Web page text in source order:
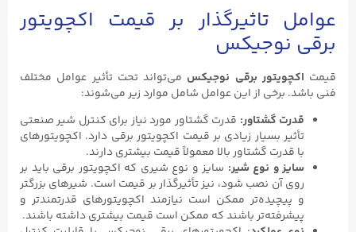
عوامل تاثیرگذار بر قیمت اکچویتور
برقی نوجیکس
قیمت اکچویتور برقی نوجیکس می‌تواند تحت تأثیر عوامل مختلف
فنی باشد. برخی از این عوامل شامل موارد زیر می‌شوند:
قدرت گشتاور: قدرت گشتاور مورد نیاز برای کنترل شیر صنعتی
تأثیر بسیار زیادی بر قیمت اکچویتور برقی دارد. اکچویتورهای
با قدرت گشتاور بالا معمولاً قیمت بیشتری دارند.
سایز و نوع شیر: سایز و نوع شیری که اکچویتور برقی باید بر
روی آن نصب شود، نیز تأثیرگذار بر قیمت است. شیرهای بزرگتر
و پیچیده‌تر ممکن است نیازمند اکچویتورهای قدرتمندتر و
پیشرفته‌تر باشند که ممکن است قیمت بیشتری داشته باشند.